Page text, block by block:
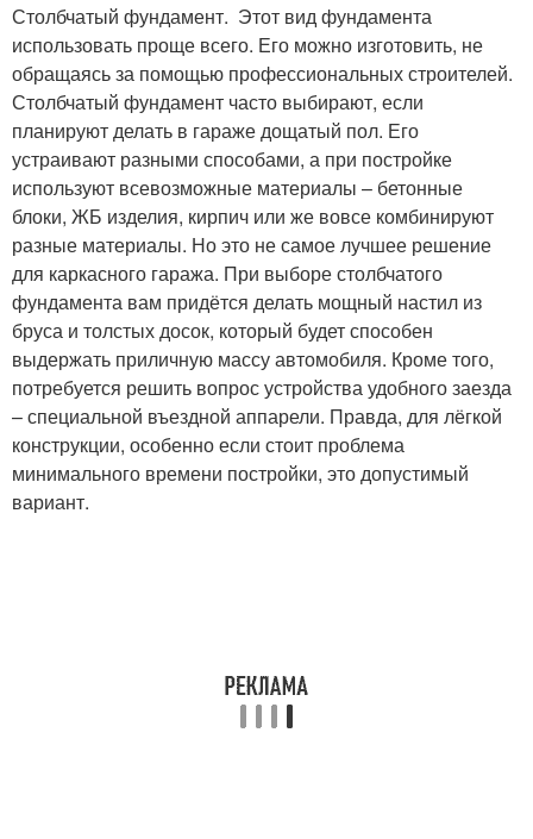
Столбчатый фундамент. Этот вид фундамента
использовать проще всего. Его можно изготовить, не
обращаясь за помощью профессиональных строителей.
Столбчатый фундамент часто выбирают, если
планируют делать в гараже дощатый пол. Его
устраивают разными способами, а при постройке
используют всевозможные материалы – бетонные
блоки, ЖБ изделия, кирпич или же вовсе комбинируют
разные материалы. Но это не самое лучшее решение
для каркасного гаража. При выборе столбчатого
фундамента вам придётся делать мощный настил из
бруса и толстых досок, который будет способен
выдержать приличную массу автомобиля. Кроме того,
потребуется решить вопрос устройства удобного заезда
– специальной въездной аппарели. Правда, для лёгкой
конструкции, особенно если стоит проблема
минимального времени постройки, это допустимый
вариант.